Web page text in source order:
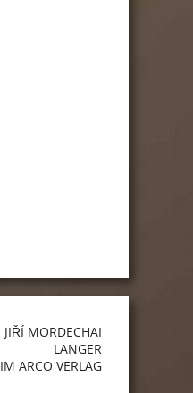
JIŘÍ MORDECHAI
LANGER
IM ARCO VERLAG